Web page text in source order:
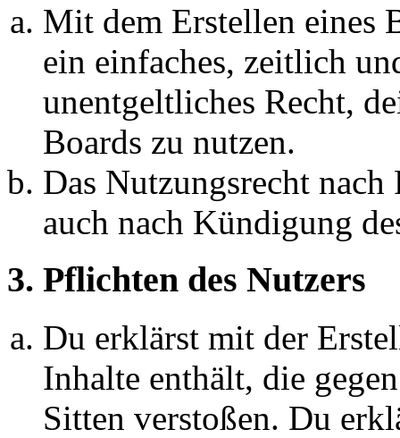
Mit dem Erstellen eines
ein einfaches, zeitlich
unentgeltliches Recht,
Boards zu nutzen.
Das Nutzungsrecht
auch nach Kündigung
3. Pflichten des Nutzers
Du erklärst mit der
Inhalte enthält, die
Sitten verstoßen. Du